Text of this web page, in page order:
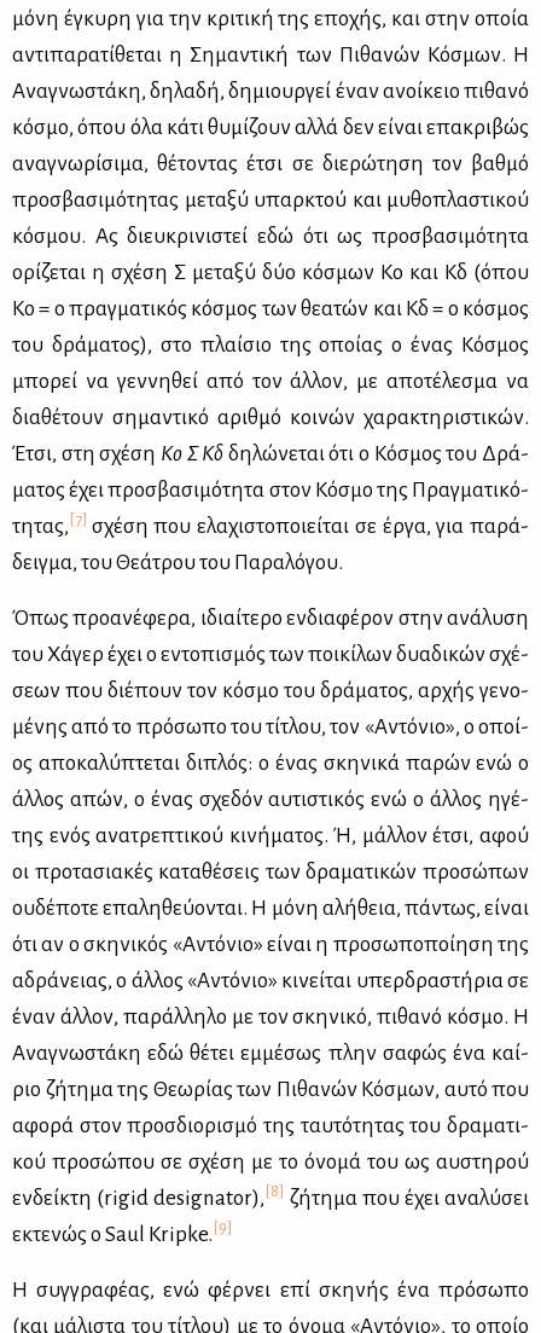
μό­νη έγκυ­ρη για την κρι­τι­κή της επο­χής, και στην οποία
αντι­πα­ρα­τί­θε­ται η Ση­μα­ντι­κή των Πι­θα­νών Κό­σμων. Η
Ανα­γνω­στά­κη, δη­λα­δή, δη­μιουρ­γεί έναν ανοί­κειο πι­θα­νό
κό­σμο, όπου όλα κά­τι θυ­μί­ζουν αλ­λά δεν εί­ναι επα­κρι­βώς
ανα­γνω­ρί­σι­μα, θέ­το­ντας έτσι σε διε­ρώ­τη­ση τον βαθ­μό
προ­σβα­σι­μό­τη­τας με­τα­ξύ υπαρ­κτού και μυ­θο­πλα­στι­κού
κό­σμου. Ας διευ­κρι­νι­στεί εδώ ότι ως προ­σβα­σι­μό­τη­τα
ορί­ζε­ται η σχέ­ση Σ με­τα­ξύ δύο κό­σμων Κo και Κδ (όπου
Κο = ο πραγ­μα­τι­κός κό­σμος των θε­α­τών και Κδ = ο κό­σμος
του δρά­μα­τος), στο πλαί­σιο της οποί­ας ο ένας Κό­σμος
μπο­ρεί να γεν­νη­θεί από τον άλ­λον, με απο­τέ­λε­σμα να
δια­θέ­τουν ση­μα­ντι­κό αριθ­μό κοι­νών χα­ρα­κτη­ρι­στι­κών.
Έτσι, στη σχέ­ση ΚoΣ Κδ δη­λώ­νε­ται ότι ο Κό­σμος του Δρά­
μα­τος έχει προ­σβα­σι­μό­τη­τα στον Κό­σμο της Πραγ­μα­τι­κό­
τη­τας, [7] σχέ­ση που ελα­χι­στο­ποιεί­ται σε έρ­γα, για πα­ρά­
δειγ­μα, του Θε­ά­τρου του Πα­ρα­λό­γου.
Όπως προ­α­νέ­φε­ρα, ιδιαί­τε­ρο εν­δια­φέ­ρον στην ανά­λυ­ση
του Χά­γερ έχει ο εντο­πι­σμός των ποι­κί­λων δυα­δι­κών σχέ­
σε­ων που διέ­πουν τον κό­σμο του δρά­μα­τος, αρ­χής γε­νο­
μέ­νης από το πρό­σω­πο του τί­τλου, τον «Αντό­νιο», ο οποί­
ος απο­κα­λύ­πτε­ται δι­πλός: ο ένας σκη­νι­κά πα­ρών ενώ ο
άλ­λος απών, ο ένας σχε­δόν αυ­τι­στι­κός ενώ ο άλ­λος ηγέ­
της ενός ανα­τρε­πτι­κού κι­νή­μα­τος. Ή, μάλ­λον έτσι, αφού
οι προ­τα­σια­κές κα­τα­θέ­σεις των δρα­μα­τι­κών προ­σώ­πων
ου­δέ­πο­τε επα­λη­θεύ­ο­νται. Η μό­νη αλή­θεια, πά­ντως, εί­ναι
ότι αν ο σκη­νι­κός «Αντό­νιο» εί­ναι η προ­σω­πο­ποί­η­ση της
αδρά­νειας, ο άλ­λος «Αντό­νιο» κι­νεί­ται υπερ­δρα­στή­ρια σε
έναν άλ­λον, πα­ράλ­λη­λο με τον σκη­νι­κό, πι­θα­νό κό­σμο. Η
Ανα­γνω­στά­κη εδώ θέ­τει εμ­μέ­σως πλην σα­φώς ένα καί­
ριο ζή­τη­μα της Θε­ω­ρί­ας των Πι­θα­νών Κό­σμων, αυ­τό που
αφο­ρά στον προσ­διο­ρι­σμό της ταυ­τό­τη­τας του δρα­μα­τι­
κού προ­σώ­που σε σχέ­ση με το όνο­μά του ως αυ­στη­ρού
εν­δεί­κτη (rigid designator), [8] ζή­τη­μα που έχει ανα­λύ­σει
εκτε­νώς ο Saul Kripke. [9]
Η συγ­γρα­φέ­ας, ενώ φέρ­νει επί σκη­νής ένα πρό­σω­πο
(και μά­λι­στα του τί­τλου) με το όνο­μα «Αντό­νιο», το οποίο